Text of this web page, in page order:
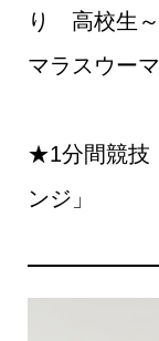
り 高校生～
マラスウーマ
★1分間競技
ンジ」